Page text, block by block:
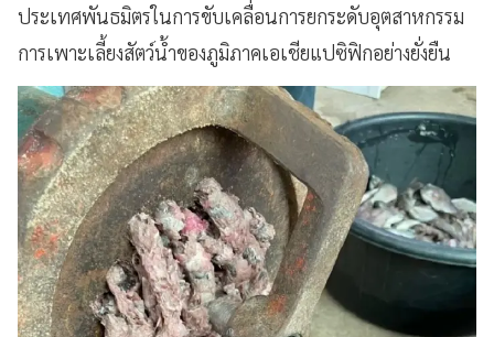
ประเทศพันธมิตรในการขับเคลื่อนการยกระดับอุตสาหกรรม
การเพาะเลี้ยงสัตว์น้ำของภูมิภาคเอเชียแปซิฟิกอย่างยั่งยืน